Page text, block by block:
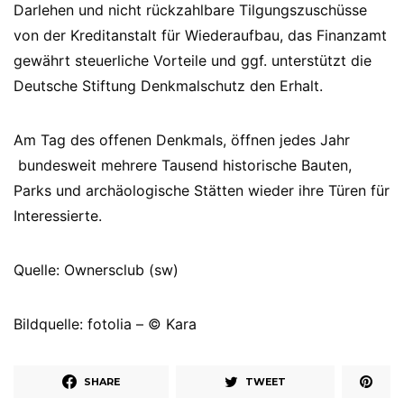
Darlehen und nicht rückzahlbare Tilgungszuschüsse
von der Kreditanstalt für Wiederaufbau, das Finanzamt
gewährt steuerliche Vorteile und ggf. unterstützt die
Deutsche Stiftung Denkmalschutz den Erhalt.
Am Tag des offenen Denkmals, öffnen jedes Jahr
bundesweit mehrere Tausend historische Bauten,
Parks und archäologische Stätten wieder ihre Türen für
Interessierte.
Quelle: Ownersclub (sw)
Bildquelle: fotolia – © Kara
SHARE TWEET